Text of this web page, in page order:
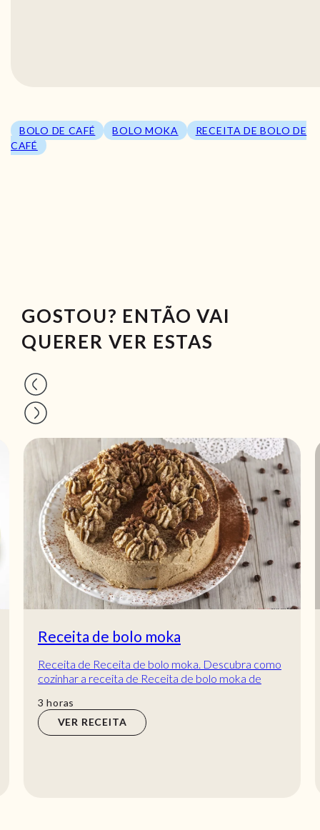
BOLO DE CAFÉ BOLO MOKA
RECEITA DE BOLO DE
CAFÉ
GOSTOU? ENTÃO VAI
QUERER VER ESTAS
Receita de bolo moka
Receita de Receita de bolo moka. Descubra como
cozinhar a receita de Receita de bolo moka de
3horas
horas
VER RECEITA